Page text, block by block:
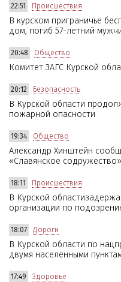
22:51 Происшествия
В курском приграничье
дом, погиб 57-летний
20:48 Общество
Комитет ЗАГС Курской
20:12 Безопасность
В Курской области
пожарной опасности
19:34 Общество
Александр Хинштейн
«Славянское содружество»
18:11 Происшествия
В Курской
организации по
18:07 Дороги
В Курской области по
двумя населёнными
17:49 Здоровье